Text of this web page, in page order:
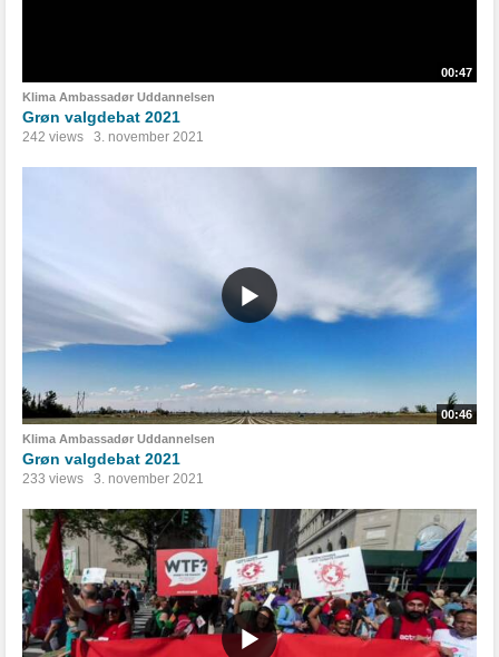
00:47
Klima Ambassadør Uddannelsen
Grøn valgdebat 2021
242 views 3. november 2021
00:46
Klima Ambassadør Uddannelsen
Grøn valgdebat 2021
233 views 3. november 2021